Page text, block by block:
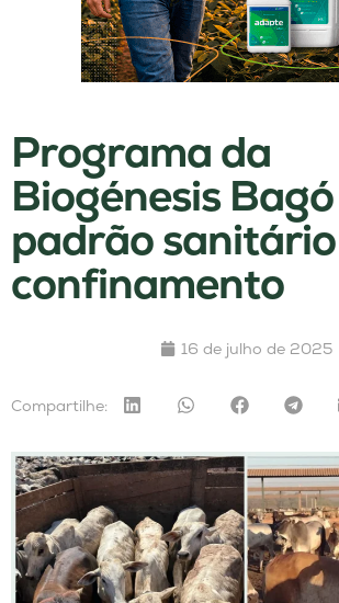
Programa da
Biogénesis
padrão
confinamento
16 de julho de 2025
Compartilhe: